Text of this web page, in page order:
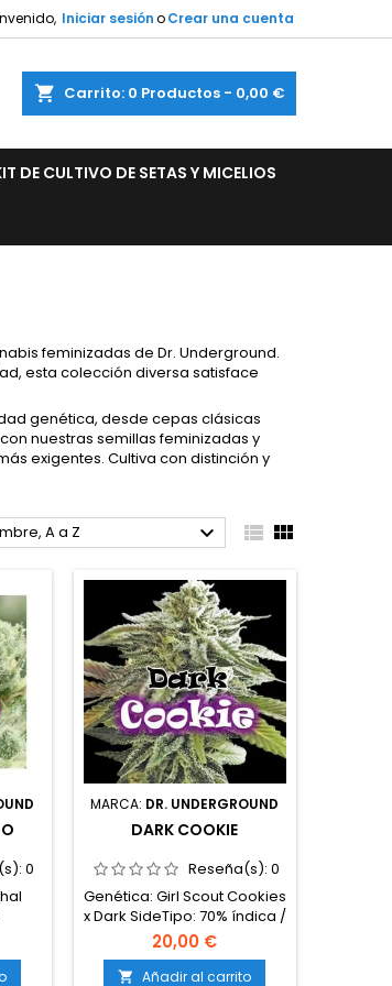
Iniciar sesiónoCrear una cuenta
Carrito 0 Productos - 0,00 €
DE CULTIVO DE SETAS Y MICELIOS
feminizadas de Dr. Underground.
esta colección diversa satisface
genética, desde cepas clásicas
nuestras semillas feminizadas y
exigentes. Cultiva con distinción y
A a Z   
0
18-
8-
MARCA: DR. UNDERGROUND
DARK COOKIE
Reseña(s): 0
Genética: Girl Scout Cookies
x Dark SideTipo: 70% índica /
30% sativaContenido de
THC: 20-23%Tiempo de
floración: 8-9 semanas en
20,00 €
 Añadir al carrito